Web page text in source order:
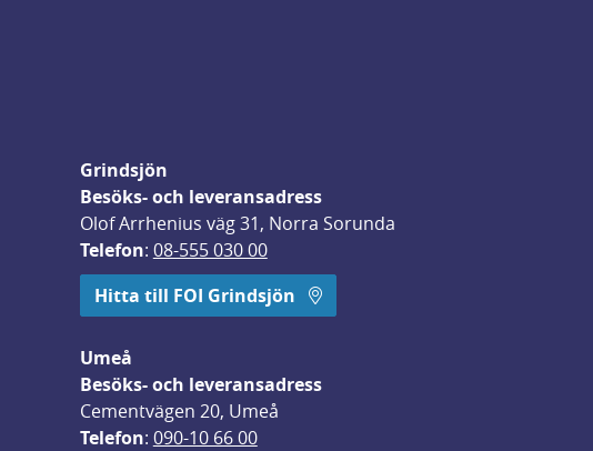
Grindsjön
Besöks- och leveransadress
Olof Arrhenius väg 31, Norra Sorunda
Telefon: 08-555 030 00
Hitta till FOI Grindsjön
Umeå
Besöks- och leveransadress
Cementvägen 20, Umeå
Telefon: 090-10 66 00